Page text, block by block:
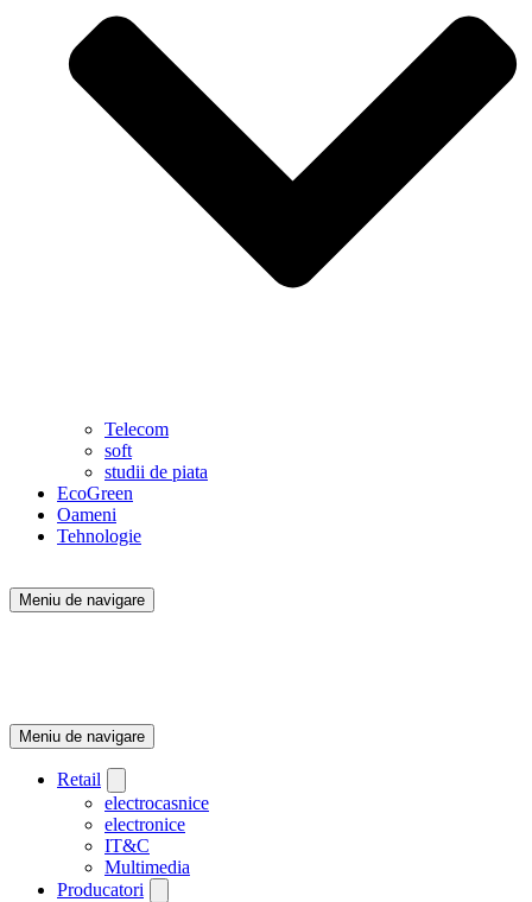
Telecom
soft
studii de piata
EcoGreen
Oameni
Tehnologie
Meniu de navigare
Meniu de navigare
Retail
electrocasnice
electronice
IT&C
Multimedia
Producatori